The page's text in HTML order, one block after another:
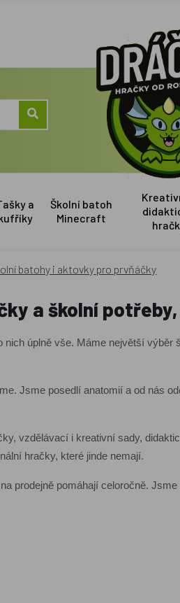
a
Školní batoh
Minecraft
batohy i aktovky pro prvňáčky
a školní
úplně vše. Máme největší
Jsme posedlí anatomií a od nás
vzdělávací i kreativní sady,
hračky, které jinde nemají.
prodejně pomáhají celoročně.